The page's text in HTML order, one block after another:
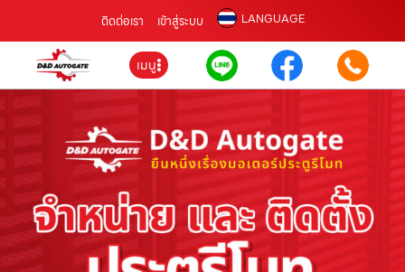
ติดต่อเรา เข้าสู่ระบบ LANGUAGE
เมนู